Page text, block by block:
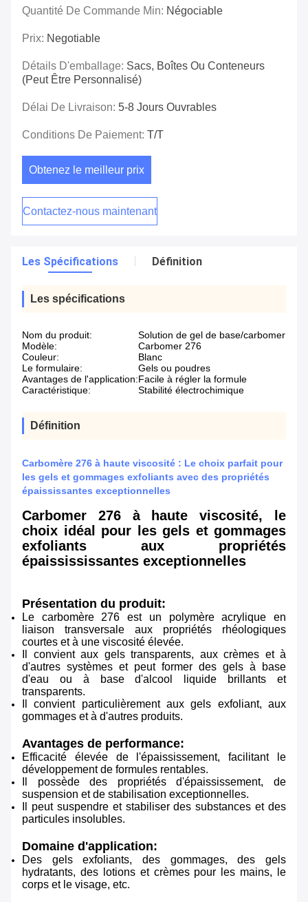
Quantité De Commande Min: Négociable
Prix: Negotiable
Détails D'emballage: Sacs, Boîtes Ou Conteneurs
(peut Être Personnalisé)
Délai De Livraison: 5-8 Jours Ouvrables
Conditions De Paiement: T/t
Obtenez le meilleur prix
Contactez-nous maintenant
Les Spécifications Définition
Les spécifications
Nom du produit:
Solution de gel de base/carbomer
Modèle:
Carbomer 276
Couleur:
Blanc
Le formulaire:
Gels ou poudres
Avantages de l'application:Facile à régler la formule
Caractéristique:
Stabilité électrochimique
Définition
Carbomère 276 à haute viscosité : Le choix parfait pour
les gels et gommages exfoliants avec des propriétés
épaississantes exceptionnelles
Carbomer 276 à haute viscosité, le
choix idéal pour les gels et gommages
exfoliants aux propriétés
épaissississantes exceptionnelles
Présentation du produit:
Le carbomère 276 est un polymère acrylique en
liaison transversale aux propriétés rhéologiques
courtes et à une viscosité élevée.
Il convient aux gels transparents, aux crèmes et à
d'autres systèmes et peut former des gels à base
d'eau ou à base d'alcool liquide brillants et
transparents.
Il convient particulièrement aux gels exfoliant, aux
gommages et à d'autres produits.
Avantages de performance:
Efficacité élevée de l'épaississement, facilitant le
développement de formules rentables.
Il possède des propriétés d'épaississement, de
suspension et de stabilisation exceptionnelles.
Il peut suspendre et stabiliser des substances et des
particules insolubles.
Domaine d'application:
Des gels exfoliants, des gommages, des gels
hydratants, des lotions et crèmes pour les mains, le
corps et le visage, etc.